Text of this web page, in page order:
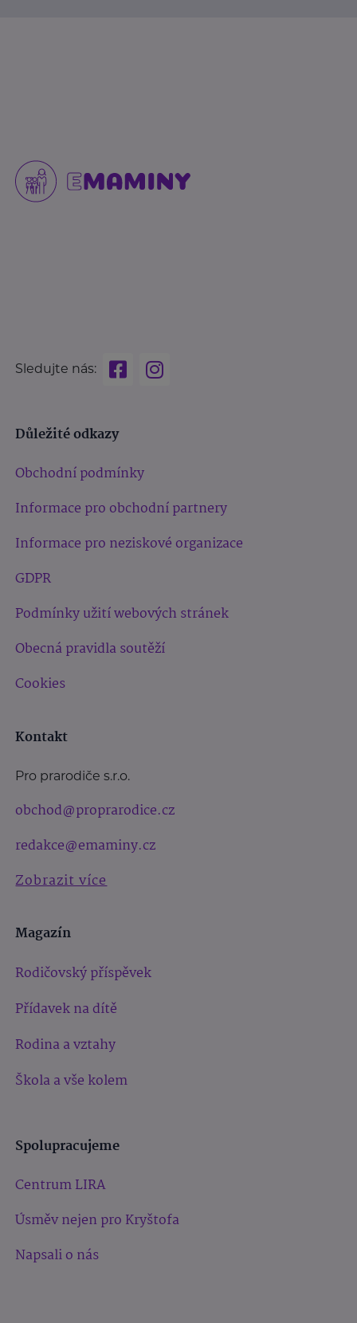
Sledujte nás:
Důležité odkazy
Obchodní podmínky
Informace pro obchodní partnery
Informace pro neziskové organizace
GDPR
Podmínky užití webových stránek
Obecná pravidla soutěží
Cookies
Kontakt
Pro prarodiče s.r.o.
obchod@proprarodice.cz
redakce@emaminy.cz
Zobrazit více
Magazín
Rodičovský příspěvek
Přídavek na dítě
Rodina a vztahy
Škola a vše kolem
Spolupracujeme
Centrum LIRA
Úsměv nejen pro Kryštofa
Napsali o nás